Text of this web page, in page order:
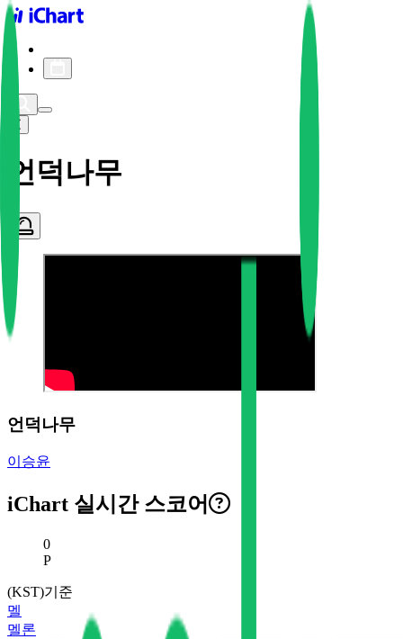
iChart logo
언덕나무
언덕나무
이승윤
iChart 실시간 스코어
현재 스코어
0
P
(KST)기준
멜
멜론